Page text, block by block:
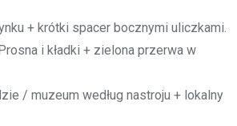
+ krótki spacer bocznymi uliczkami.
i kładki + zielona przerwa w
/ muzeum według nastroju + lokalny